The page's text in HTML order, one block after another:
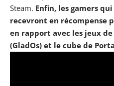
Steam. Enfin, les gamers
recevront en récompense
en rapport avec les jeux
(GladOs) et le cube de